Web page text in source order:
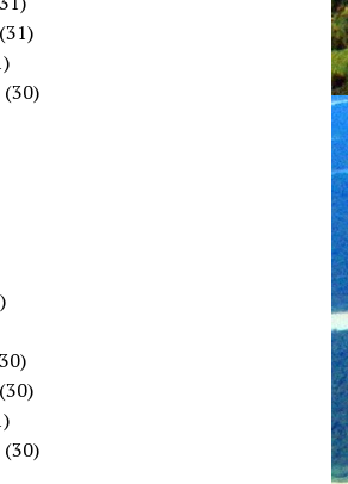
(30)
(30)
(30)